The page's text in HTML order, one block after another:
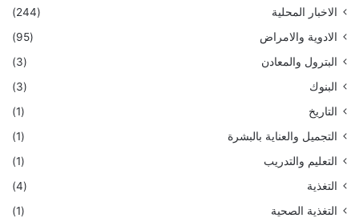
الاخبار المحلية
(244)
الادوية والامراض
(95)
البترول والمعادن
(3)
البنوك
(3)
التاريخ
(1)
التجميل والعناية بالبشرة
(1)
التعليم والتدريب
(1)
التغذية
(4)
التغذية الصحية
(1)